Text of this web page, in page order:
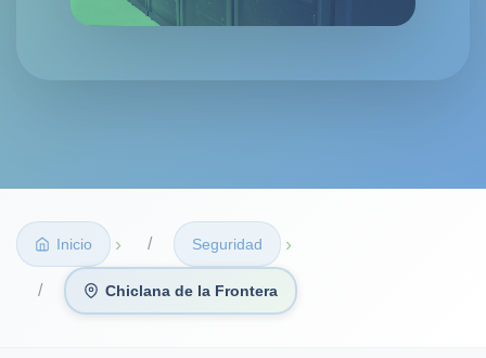
Inicio › Seguridad ›
Chiclana de la Frontera